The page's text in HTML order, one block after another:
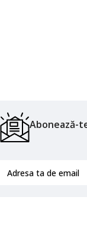
Abonează-